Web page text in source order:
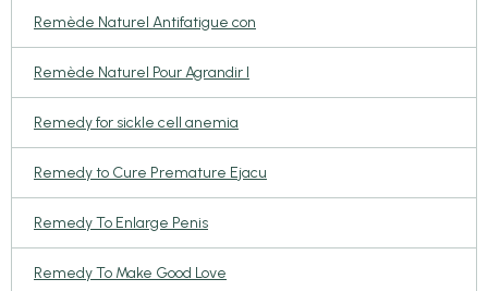
Remède Naturel Antifatigue con
Remède Naturel Pour Agrandir l
Remedy for sickle cell anemia
Remedy to Cure Premature Ejacu
Remedy To Enlarge Penis
Remedy To Make Good Love